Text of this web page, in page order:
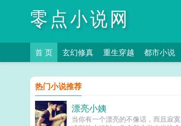
零点小说网
首 页 玄幻修真 重生穿越 都市小说
热门小说推荐
漂亮小姨
当你有一个漂亮的不像话，而且寂寞